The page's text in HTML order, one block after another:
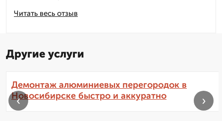
Читать весь отзыв
Другие услуги
Демонтаж алюминиевых перегородок в
Новосибирске быстро и аккуратно
‹ ›